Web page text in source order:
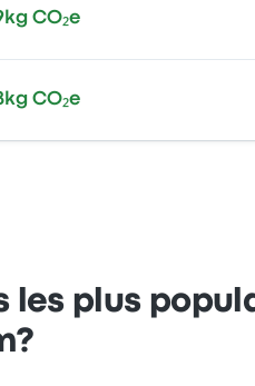
CO₂e
CO₂e
plus